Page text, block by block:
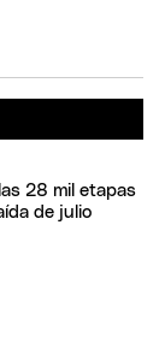
28 mil etapas
de julio